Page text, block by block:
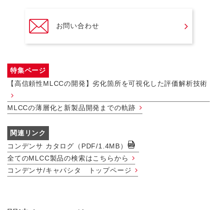
お問い合わせ
特集ページ
【高信頼性MLCCの開発】劣化箇所を可視化した評価解析技術
MLCCの薄層化と新製品開発までの軌跡
関連リンク
コンデンサ カタログ（PDF/1.4MB）
全てのMLCC製品の検索はこちらから
コンデンサ/キャパシタ トップページ